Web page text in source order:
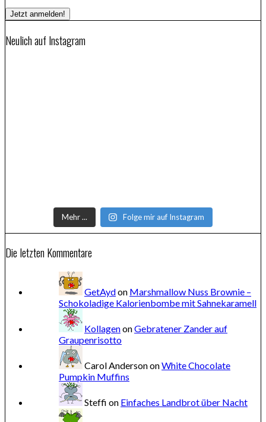
Neulich auf Instagram
Mehr ... Folge mir auf Instagram
Die letzten Kommentare
GetAydon Marshmallow Nuss Brownie –
Schokoladige Kalorienbombe mit Sahnekaramell
KollagenonGebratener Zander auf
Graupenrisotto
Carol AndersononWhite Chocolate
Pumpkin Muffins
Steffi on Einfaches Landbrot über Nacht